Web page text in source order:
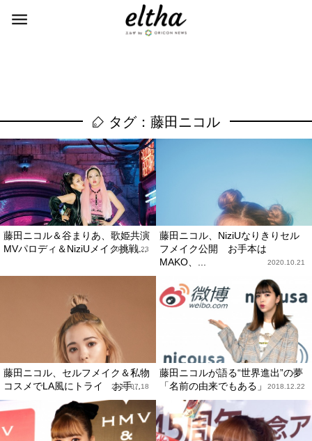
タグ：藤田ニコル
藤田ニコル＆谷まりあ、歌姫共演
MVパロディ＆NiziUメイク挑戦...
2020.10.23
藤田ニコル、NiziUなりきりセル
フメイク公開 お手本は
MAKO、...
2020.10.21
藤田ニコル、セルフメイク＆私物
コスメでLA風にトライ お手...
2020.07.18
藤田ニコルが語る“世界進出”の夢
「名前の由来でもある」
2018.12.22